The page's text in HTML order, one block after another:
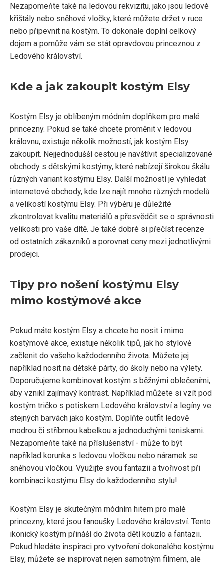
Nezapomeňte také na ledovou rekvizitu, jako jsou ledové
křištály nebo sněhové vločky, které můžete držet v ruce
nebo připevnit na kostým. To dokonale doplní celkový
dojem a pomůže vám se stát opravdovou princeznou z
Ledového království.
Kde a jak zakoupit kostým Elsy
Kostým Elsy je oblíbeným módním doplňkem pro malé
princezny. Pokud se také chcete proměnit v ledovou
královnu, existuje několik možností, jak kostým Elsy
zakoupit. Nejjednodušší cestou je navštívit specializované
obchody s dětskými kostýmy, které nabízejí širokou škálu
různých variant kostýmu Elsy. Další možností je vyhledat
internetové obchody, kde lze najít mnoho různých modelů
a velikostí kostýmu Elsy. Při výběru je důležité
zkontrolovat kvalitu materiálů a přesvědčit se o správnosti
velikosti pro vaše dítě. Je také dobré si přečíst recenze
od ostatních zákazníků a porovnat ceny mezi jednotlivými
prodejci.
Tipy pro nošení kostýmu Elsy
mimo kostýmové akce
Pokud máte kostým Elsy a chcete ho nosit i mimo
kostýmové akce, existuje několik tipů, jak ho stylově
začlenit do vašeho každodenního života. Můžete jej
například nosit na dětské párty, do školy nebo na výlety.
Doporučujeme kombinovat kostým s běžnými oblečeními,
aby vznikl zajímavý kontrast. Například můžete si vzít pod
kostým tričko s potiskem Ledového království a legíny ve
stejných barvách jako kostým. Doplňte outfit ledově
modrou či stříbrnou kabelkou a jednoduchými teniskami.
Nezapomeňte také na příslušenství - může to být
například korunka s ledovou vločkou nebo náramek se
sněhovou vločkou. Využijte svou fantazii a tvořivost při
kombinaci kostýmu Elsy do každodenního stylu!
Kostým Elsy je skutečným módním hitem pro malé
princezny, které jsou fanoušky Ledového království. Tento
ikonický kostým přináší do života dětí kouzlo a fantazii.
Pokud hledáte inspiraci pro vytvoření dokonalého kostýmu
Elsy, můžete se inspirovat nejen samotným filmem, ale